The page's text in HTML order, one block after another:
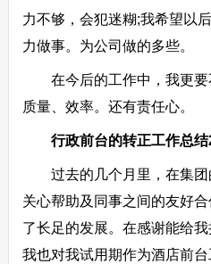
力不够，会犯迷糊;我希望以
力做事。为公司做的多些。
在今后的工作中，我更要
质量、效率。还有责任心。
行政前台的转正工作总结
过去的几个月里，在集团
关心帮助及同事之间的友好
了长足的发展。在感谢能给
我也对我试用期作为酒店前台